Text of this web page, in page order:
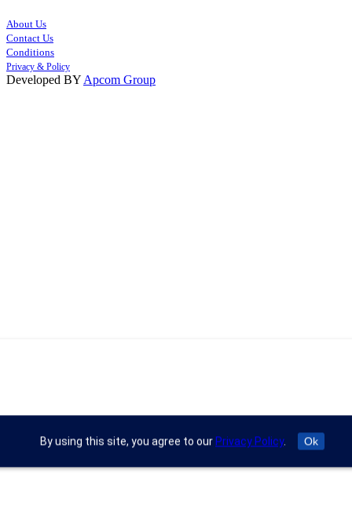
About Us
Contact Us
Conditions
Privacy & Policy
Developed BY Apcom Group
By using this site, you agree to our Privacy Policy. Ok